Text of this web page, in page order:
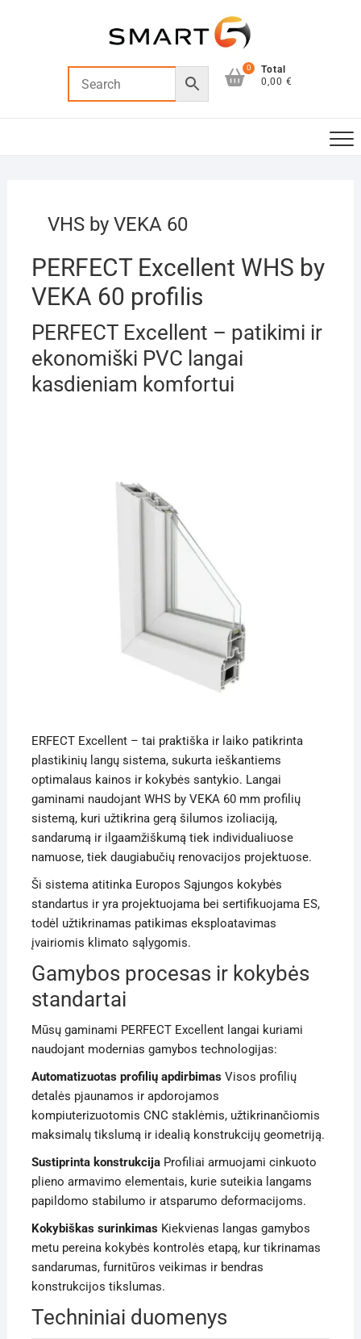
0
Total
0,00 €
VHS by VEKA 60
PERFECT Excellent WHS by
VEKA 60 profilis
PERFECT Excellent – patikimi ir
ekonomiški PVC langai
kasdieniam komfortui
ERFECT Excellent – tai praktiška ir laiko patikrinta
plastikinių langų sistema, sukurta ieškantiems
optimalaus kainos ir kokybės santykio. Langai
gaminami naudojant WHS by VEKA 60 mm profilių
sistemą, kuri užtikrina gerą šilumos izoliaciją,
sandarumą ir ilgaamžiškumą tiek individualiuose
namuose, tiek daugiabučių renovacijos projektuose.
Ši sistema atitinka Europos Sąjungos kokybės
standartus ir yra projektuojama bei sertifikuojama ES,
todėl užtikrinamas patikimas eksploatavimas
įvairiomis klimato sąlygomis.
Gamybos procesas ir kokybės
standartai
Mūsų gaminami PERFECT Excellent langai kuriami
naudojant modernias gamybos technologijas:
Automatizuotas profilių apdirbimasVisos profilių
detalės pjaunamos ir apdorojamos
kompiuterizuotomis CNC staklėmis, užtikrinančiomis
maksimalų tikslumą ir idealią konstrukcijų geometriją.
Sustiprinta konstrukcijaProfiliai armuojami cinkuoto
plieno armavimo elementais, kurie suteikia langams
papildomo stabilumo ir atsparumo deformacijoms.
Kokybiškas surinkimasKiekvienas langas gamybos
metu pereina kokybės kontrolės etapą, kur tikrinamas
sandarumas, furnitūros veikimas ir bendras
konstrukcijos tikslumas.
Techniniai duomenys